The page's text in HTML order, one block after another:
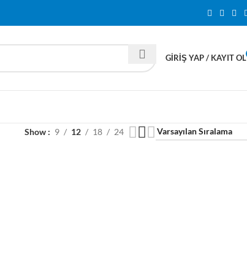
GIRIŞ YAP / KAYIT OL
Show 9 12 18 24